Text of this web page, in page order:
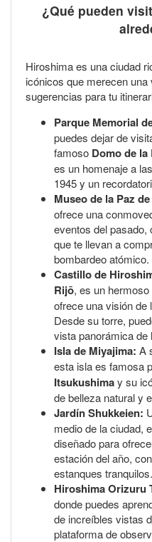
¿Qué pueden
Hiroshima es una ciudad
icónicos que merecen
sugerencias para tu
Parque Memorial
puedes dejar de
famoso Domo de
es un homenaje a
1945 y un
Museo de la Paz
ofrece una
eventos del pasado,
que te llevan a
bombardeo atómico.
Castillo de
Rijō, es un
ofrece una visión de
Desde su torre,
vista panorámica de
Isla de Miyajima: A
esta isla es famosa
Itsukushimay su
de belleza natural y
Jardín Shukkeien:
medio de la ciudad,
diseñado para
estación del año,
estanques tranquilos.
Hiroshima Orizuru
donde puedes
de increíbles vistas
plataforma de